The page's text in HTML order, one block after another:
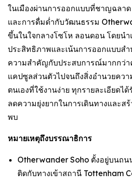
ในเมืองผ่านการออกแบบที่ชาญฉลา
และการดื่มด่ำกับวัฒนธรรม
ขึ้นในใจกลางโซโห ลอนดอน โดยน
ประสิทธิภาพและเน้นการออกแบบส
ความสำคัญกับประสบการณ์มากกว่า
แคปซูลส่วนตัวไปจนถึงสิ่งอำนวยคว
ตนเองที่ใช้งานง่าย ทุกรายละเอียดไ
ลดความยุ่งยากในการเดินทางและส
พบ
หมายเหตุถึงบรรณาธิการ
Otherwander Soho ตั้งอยู่บนถน
ติดกับทางเข้าสถานี Tottenham